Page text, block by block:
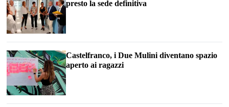
presto la sede definitiva
Castelfranco, i Due Mulini diventano spazio
aperto ai ragazzi